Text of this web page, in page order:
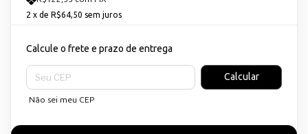
2 x de R$64,50 sem juros
Calcule o frete e prazo de entrega
Entregas para o CEP:
Calcular
Não sei meu CEP